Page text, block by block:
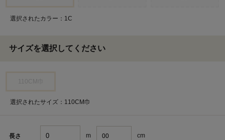
選択されたカラー：1C
サイズを選択してください
選択されたサイズ：110CM巾
長さ m cm